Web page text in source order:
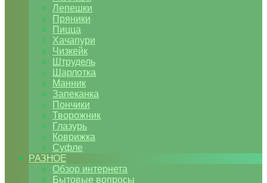
Лепешки
Пряники
Пицца
Хачапури
Чизкейк
Штрудель
Шарлотка
Манник
Запеканка
Пончики
Творожник
Глазурь
Коврижка
Суфле
РАЗНОЕ
Обзор интернета
Бытовые вопросы